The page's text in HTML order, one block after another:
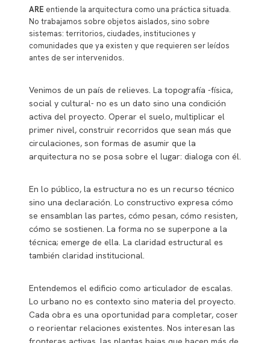
ARE entiende la arquitectura como una práctica situada.
No trabajamos sobre objetos aislados, sino sobre
sistemas: territorios, ciudades, instituciones y
comunidades que ya existen y que requieren ser leídos
antes de ser intervenidos.
Venimos de un país de relieves. La topografía -física,
social y cultural- no es un dato sino una condición
activa del proyecto. Operar el suelo, multiplicar el
primer nivel, construir recorridos que sean más que
circulaciones, son formas de asumir que la
arquitectura no se posa sobre el lugar: dialoga con él.
En lo público, la estructura no es un recurso técnico
sino una declaración. Lo constructivo expresa cómo
se ensamblan las partes, cómo pesan, cómo resisten,
cómo se sostienen. La forma no se superpone a la
técnica; emerge de ella. La claridad estructural es
también claridad institucional.
Entendemos el edificio como articulador de escalas.
Lo urbano no es contexto sino materia del proyecto.
Cada obra es una oportunidad para completar, coser
o reorientar relaciones existentes. Nos interesan las